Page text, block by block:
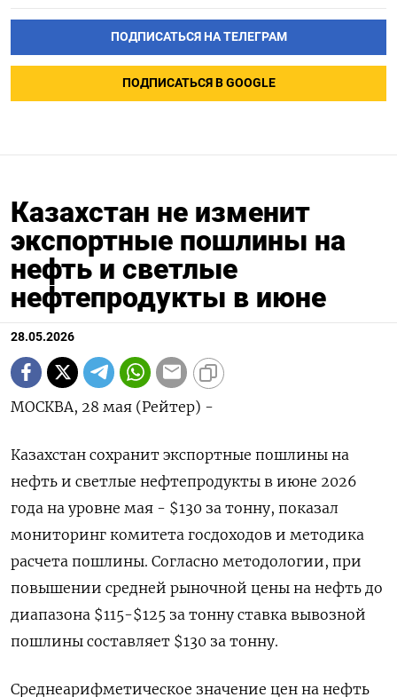
ПОДПИСАТЬСЯ НА ТЕЛЕГРАМ
ПОДПИСАТЬСЯ В GOOGLE
Казахстан не изменит
экспортные пошлины на
нефть и светлые
нефтепродукты в июне
28.05.2026
МОСКВА, 28 мая (Рейтер) -
Казахстан сохранит экспортные пошлины на
нефть и светлые нефтепродукты в июне 2026
года на ‌уровне мая - $130 за тонну, показал
мониторинг комитета госдоходов и методика
расчета пошлины. Согласно методологии, при
повышении средней рыночной цены ​на нефть до
диапазона $115-$125 ​за ​тонну ставка ⁠вывозной
пошлины составляет $130 за тонну.
Среднеарифметическое ‌значение цен на нефть